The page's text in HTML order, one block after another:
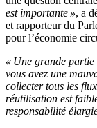
est importante », a
et rapporteur du
pour l’économie
« Une grande partie
vous avez une
collecter tous les
réutilisation est
responsabilité